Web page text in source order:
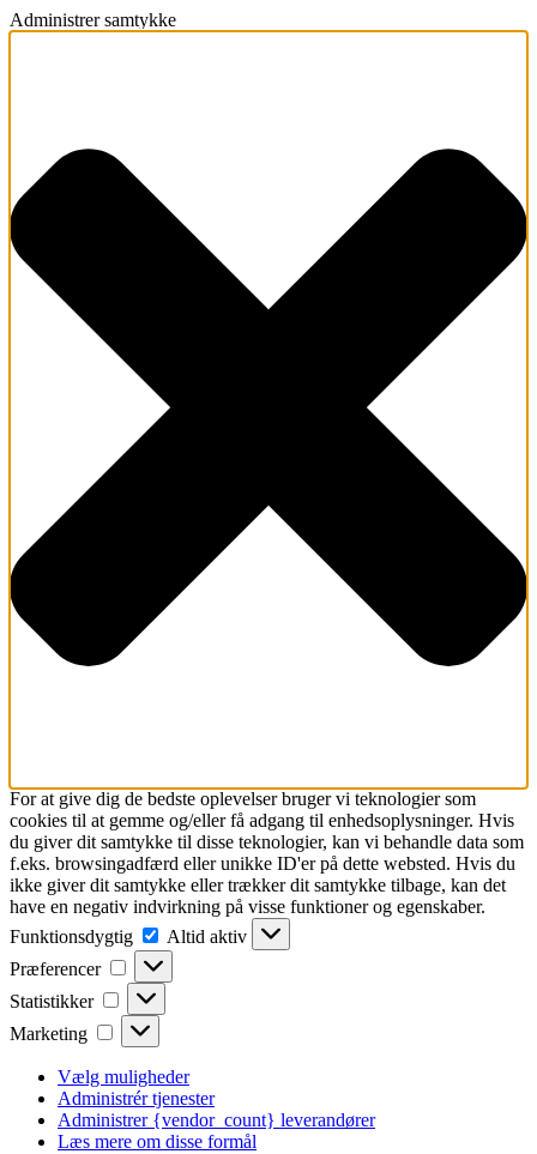
Administrer samtykke
For at give dig de bedste oplevelser bruger vi teknologier som
cookies til at gemme og/eller få adgang til enhedsoplysninger. Hvis
du giver dit samtykke til disse teknologier, kan vi behandle data som
f.eks. browsingadfærd eller unikke ID'er på dette websted. Hvis du
ikke giver dit samtykke eller trækker dit samtykke tilbage, kan det
have en negativ indvirkning på visse funktioner og egenskaber.
Funktionsdygtig
Funktionsdygtig
Altid aktiv
Præferencer
Præferencer
Statistikker Statistikker
Marketing Marketing
Vælg muligheder
Administrér tjenester
Administrer {vendor_count} leverandører
Læs mere om disse formål